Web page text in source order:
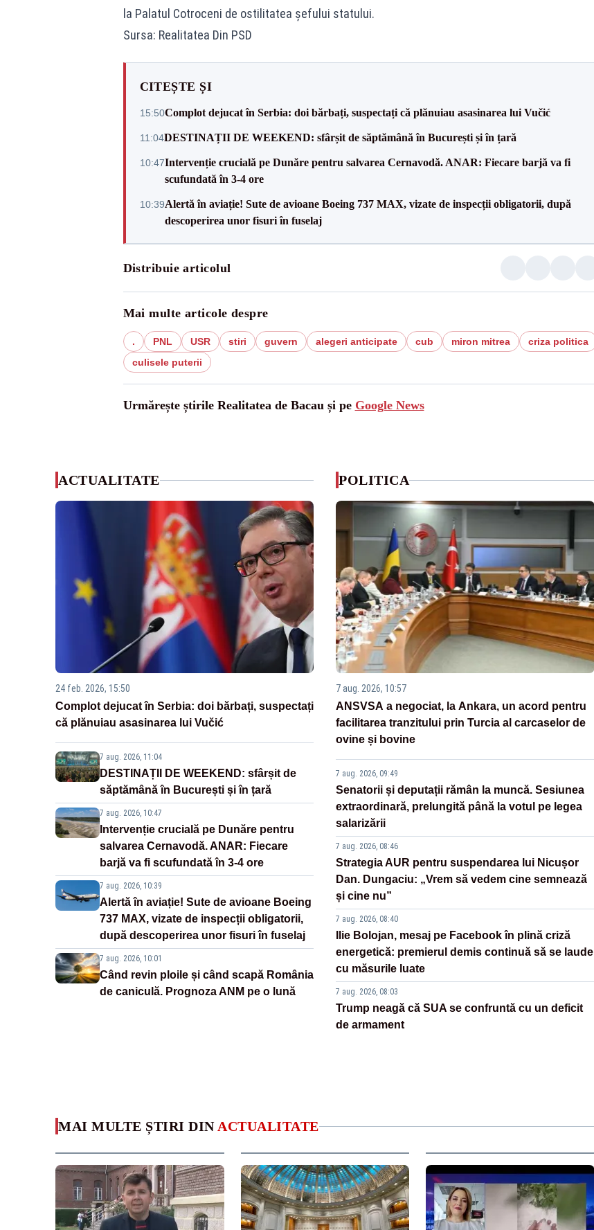
la Palatul Cotroceni de ostilitatea șefului statului.
Sursa: Realitatea Din PSD
CITEȘTE ȘI
15:50Complot dejucat în Serbia: doi bărbați, suspectați că plănuiau asasinarea lui Vučić
11:04DESTINAȚII DE WEEKEND: sfârșit de săptămână în București și în țară
10:47Intervenție crucială pe Dunăre pentru salvarea Cernavodă. ANAR: Fiecare barjă va fi
scufundată în 3-4 ore
10:39Alertă în aviație! Sute de avioane Boeing 737 MAX, vizate de inspecții obligatorii, după
descoperirea unor fisuri în fuselaj
Distribuie articolul
Mai multe articole despre
. PNL USR stiri guvern alegeri anticipate cub miron mitrea
criza politica
culisele puterii
Urmărește știrile Realitatea de Bacau și pe Google News
ACTUALITATE
24 feb. 2026, 15:50
Complot dejucat în Serbia: doi bărbați, suspectați
că plănuiau asasinarea lui Vučić
7 aug. 2026, 11:04
DESTINAȚII DE WEEKEND: sfârșit de
săptămână în București și în țară
7 aug. 2026, 10:47
Intervenție crucială pe Dunăre pentru
salvarea Cernavodă. ANAR: Fiecare
barjă va fi scufundată în 3-4 ore
7 aug. 2026, 10:39
Alertă în aviație! Sute de avioane Boeing
737 MAX, vizate de inspecții obligatorii,
după descoperirea unor fisuri în fuselaj
7 aug. 2026, 10:01
Când revin ploile și când scapă România
de caniculă. Prognoza ANM pe o lună
POLITICA
7 aug. 2026, 10:57
ANSVSA a negociat, la Ankara, un acord pentru
facilitarea tranzitului prin Turcia al carcaselor de
ovine și bovine
7 aug. 2026, 09:49
Senatorii și deputații rămân la muncă. Sesiunea
extraordinară, prelungită până la votul pe legea
salarizării
7 aug. 2026, 08:46
Strategia AUR pentru suspendarea lui Nicușor
Dan. Dungaciu: „Vrem să vedem cine semnează
și cine nu”
7 aug. 2026, 08:40
Ilie Bolojan, mesaj pe Facebook în plină criză
energetică: premierul demis continuă să se laude
cu măsurile luate
7 aug. 2026, 08:03
Trump neagă că SUA se confruntă cu un deficit
de armament
MAI MULTE ȘTIRI DIN ACTUALITATE